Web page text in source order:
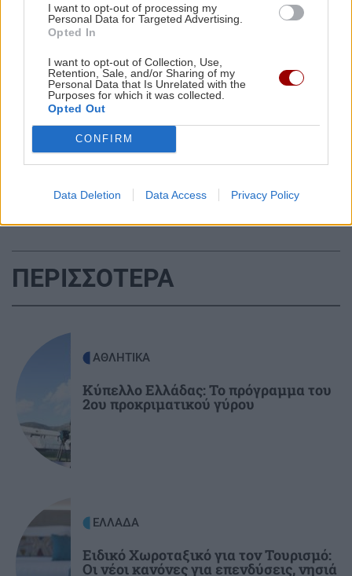
I want to opt-out of processing my
Personal Data for Targeted Advertising.
Opted In
I want to opt-out of Collection, Use,
Retention, Sale, and/or Sharing of my
Personal Data that Is Unrelated with the
Purposes for which it was collected.
Opted Out
CONFIRM
Data Deletion Data Access Privacy Policy
ΟΙΚΟΝΟΜΙΑ
Μοσχάρι: "Εκτοξεύτηκε" η τιμή του κατά 28,4%
από τα τέλη του 2024
08:25
ΑΘΛΗΤΙΚΑ
Μαραντόνα: Σε δημοπρασία η μπάλα που
άγγιξε το «χέρι του Θεού» (βίντεο)
Σηφογιαννάκης
ΕΛΛΑΔΑ
«πατέντα» των εργοδοτών με την Ψηφιακή
Κάρτα Εργασίας
ΚΡΗΤΗ
Κρήτη: Οι νέοι Αστυνομικοί Υποδιευθυντές και
Αστυνόμοι Α'
Ηράκλειο: Μία ... περιουσία για αποκλειστική
νοσοκόμα - Δυσβάσταχτο το κόστος
ΠΕΡΙΣΣΟΤΕΡΑ
ΑΘΛΗΤΙΚΑ
Κύπελλο Ελλάδας: Το πρόγραμμα του
2ου προκριματικού γύρου
ΕΛΛΑΔΑ
Ειδικό Χωροταξικό για τον Τουρισμό:
Οι νέοι κανόνες για επενδύσεις, νησιά